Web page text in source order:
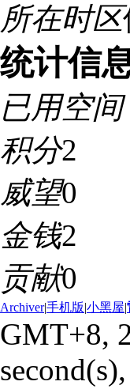
所在时区
统计信
已用空间
积分2
威望0
金钱2
贡献0
Archiver|手机版|小黑屋|
GMT+8,